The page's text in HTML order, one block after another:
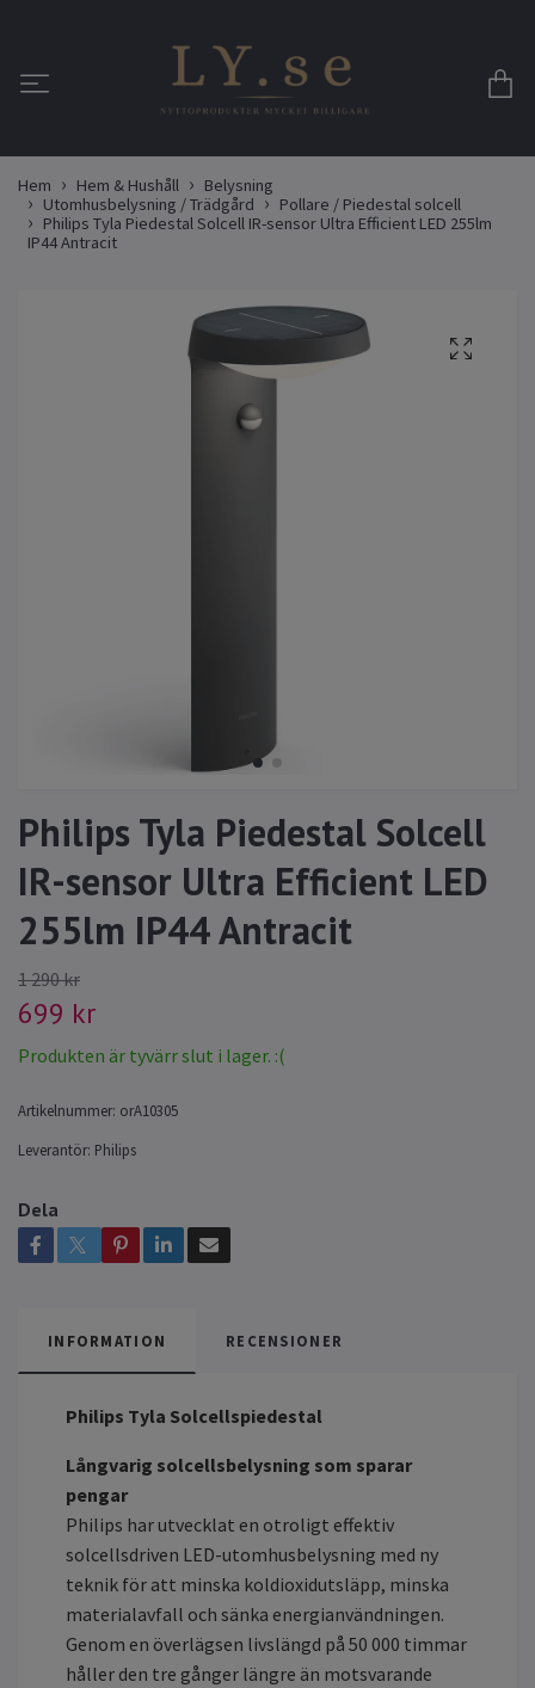
Hem Hem & Hushåll
Belysning
Utomhusbelysning / Trädgård
Pollare / Piedestal solcell
Philips Tyla Piedestal Solcell IR-sensor Ultra Efficient LED 255lm
IP44 Antracit
Philips Tyla Piedestal Solcell
IR-sensor Ultra Efficient LED
255lm IP44 Antracit
1 290 kr
699 kr
Produkten är tyvärr slut i lager. :(
Artikelnummer: orA10305
Leverantör: Philips
Dela
INFORMATION RECENSIONER
Philips Tyla Solcellspiedestal
Långvarig solcellsbelysning som sparar
pengar
Philips har utvecklat en otroligt effektiv
solcellsdriven LED-utomhusbelysning med ny
teknik för att minska koldioxidutsläpp, minska
materialavfall och sänka energianvändningen.
Genom en överlägsen livslängd på 50 000 timmar
håller den tre gånger längre än motsvarande